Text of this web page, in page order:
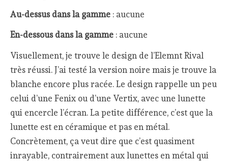
Au-dessus dans la gamme : aucune
En-dessous dans la gamme : aucune
Visuellement, je trouve le design de l’Elemnt Rival
très réussi. J’ai testé la version noire mais je trouve la
blanche encore plus racée. Le design rappelle un peu
celui d’une Fenix ou d’une Vertix, avec une lunette
qui encercle l’écran. La petite différence, c’est que la
lunette est en céramique et pas en métal.
Concrètement, ça veut dire que c’est quasiment
inrayable, contrairement aux lunettes en métal qui